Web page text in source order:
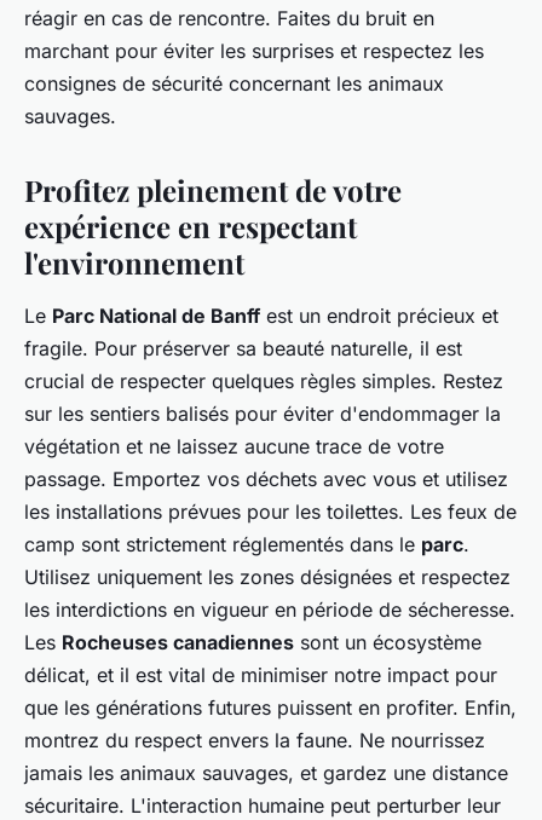
réagir en cas de rencontre. Faites du bruit en
marchant pour éviter les surprises et respectez les
consignes de sécurité concernant les animaux
sauvages.
Profitez pleinement de votre
expérience en respectant
l'environnement
Le Parc National de Banffest un endroit précieux et
fragile. Pour préserver sa beauté naturelle, il est
crucial de respecter quelques règles simples. Restez
sur les sentiers balisés pour éviter d'endommager la
végétation et ne laissez aucune trace de votre
passage. Emportez vos déchets avec vous et utilisez
les installations prévues pour les toilettes. Les feux de
camp sont strictement réglementés dans le parc.
Utilisez uniquement les zones désignées et respectez
les interdictions en vigueur en période de sécheresse.
Les Rocheuses canadiennes sont un écosystème
délicat, et il est vital de minimiser notre impact pour
que les générations futures puissent en profiter. Enfin,
montrez du respect envers la faune. Ne nourrissez
jamais les animaux sauvages, et gardez une distance
sécuritaire. L'interaction humaine peut perturber leur